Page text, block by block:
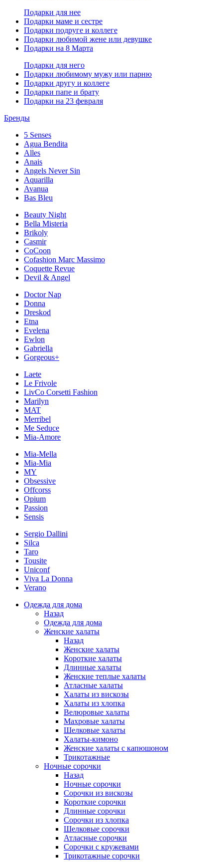
Подарки для нее
Подарки маме и сестре
Подарки подруге и коллеге
Подарки любимой жене или девушке
Подарки на 8 Марта
Подарки для него
Подарки любимому мужу или парню
Подарки другу и коллеге
Подарки папе и брату
Подарки на 23 февраля
Бренды
5 Senses
Agua Bendita
Alles
Anais
Angels Never Sin
Aquarilla
Avanua
Bas Bleu
Beauty Night
Bella Misteria
Brikoly
Casmir
CoCoon
Cofashion Marc Massimo
Coquette Revue
Devil & Angel
Doctor Nap
Donna
Dreskod
Etna
Evelena
Ewlon
Gabriella
Gorgeous+
Laete
Le Frivole
LivCo Corsetti Fashion
Marilyn
MAT
Merribel
Me Seduce
Mia-Amore
Mia-Mella
Mia-Mia
MY
Obsessive
Offcorss
Opium
Passion
Sensis
Sergio Dallini
Silca
Taro
Tousite
Uniconf
Viva La Donna
Verano
Одежда для дома
Назад
Одежда для дома
Женские халаты
Назад
Женские халаты
Короткие халаты
Длинные халаты
Женские теплые халаты
Атласные халаты
Халаты из вискозы
Халаты из хлопка
Велюровые халаты
Махровые халаты
Шелковые халаты
Халаты-кимоно
Женские халаты с капюшоном
Трикотажные
Ночные сорочки
Назад
Ночные сорочки
Сорочки из вискозы
Короткие сорочки
Длинные сорочки
Сорочки из хлопка
Шелковые сорочки
Атласные сорочки
Сорочки с кружевами
Трикотажные сорочки